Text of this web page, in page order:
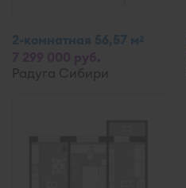
2-комнатная 56,57 м2
Радуга Сибири